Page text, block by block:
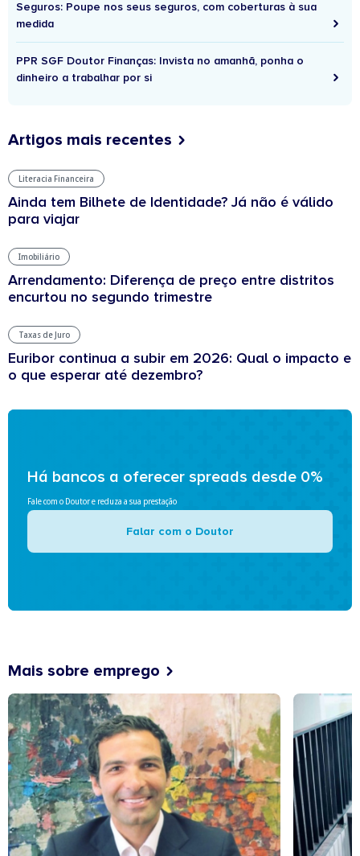
Seguros: Poupe nos seus seguros, com coberturas à sua
medida
PPR SGF Doutor Finanças: Invista no amanhã, ponha o
dinheiro a trabalhar por si
Artigos mais recentes
Literacia Financeira
Ainda tem Bilhete de Identidade? Já não é válido
para viajar
Imobiliário
Arrendamento: Diferença de preço entre distritos
encurtou no segundo trimestre
Taxas de Juro
Euribor continua a subir em 2026: Qual o impacto e
o que esperar até dezembro?
Há bancos a oferecer spreads desde 0%
Fale com o Doutor e reduza a sua prestação
Falar com o Doutor
Mais sobre emprego